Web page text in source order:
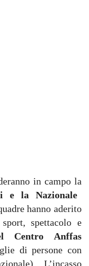
in campo la
e la Nazionale
hanno aderito
spettacolo e
Centro Anffas
di persone con
L’incasso